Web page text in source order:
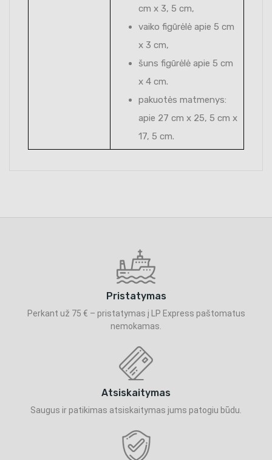
cm x 3, 5 cm,
vaiko figūrėlė apie 5 cm
x 3 cm,
šuns figūrėlė apie 5 cm
x 4 cm.
pakuotės matmenys:
apie 27 cm x 25, 5 cm x
17, 5 cm.
Pristatymas
Perkant už 75 € – pristatymas į LP Express paštomatus
nemokamas.
Atsiskaitymas
Saugus ir patikimas atsiskaitymas jums patogiu būdu.